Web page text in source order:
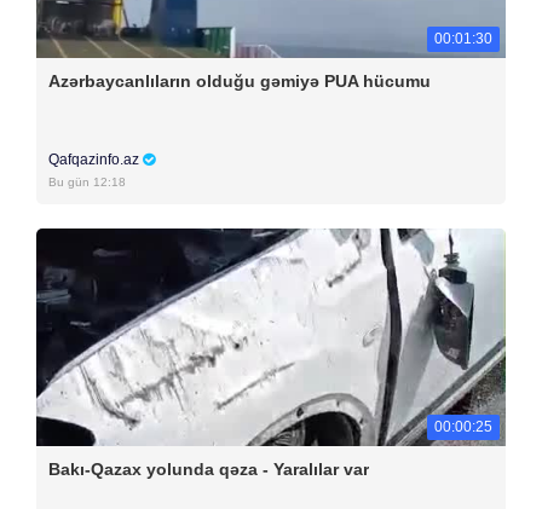
00:01:30
Azərbaycanlıların olduğu gəmiyə PUA hücumu
Qafqazinfo.az
Bu gün 12:18
00:00:25
Bakı-Qazax yolunda qəza - Yaralılar var